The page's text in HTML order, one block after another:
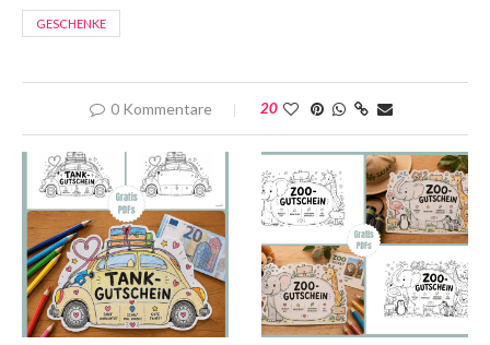
GESCHENKE
0 Kommentare 20